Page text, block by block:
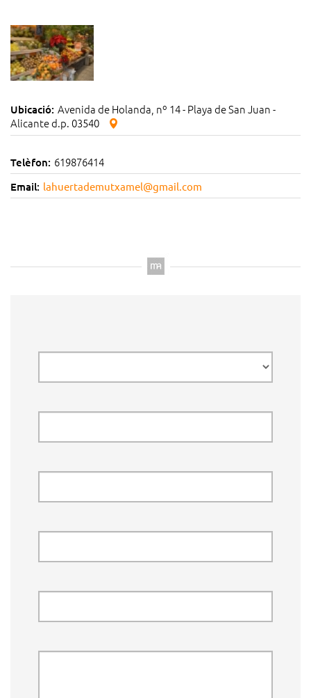
Ubicació: Avenida de Holanda, nº 14 - Playa de San Juan -
Alicante d.p. 03540
Telèfon: 619876414
Email: lahuertademutxamel@gmail.com